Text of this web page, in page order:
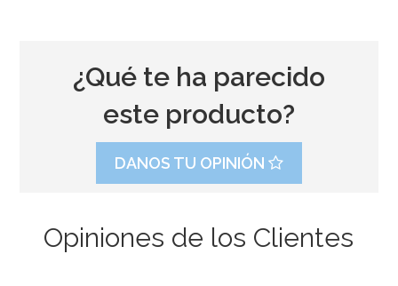
¿Qué te ha parecido
este producto?
DANOS TU OPINIÓN
Opiniones de los Clientes